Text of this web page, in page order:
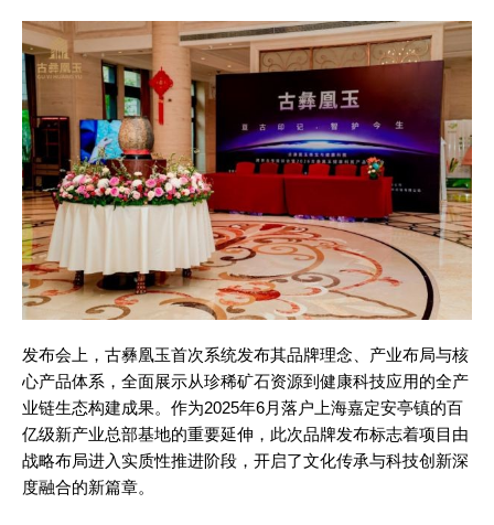
发布会上，古彝凰玉首次系统发布其品牌理念、产业布局与核
心产品体系，全面展示从珍稀矿石资源到健康科技应用的全产
业链生态构建成果。作为2025年6月落户上海嘉定安亭镇的百
亿级新产业总部基地的重要延伸，此次品牌发布标志着项目由
战略布局进入实质性推进阶段，开启了文化传承与科技创新深
度融合的新篇章。